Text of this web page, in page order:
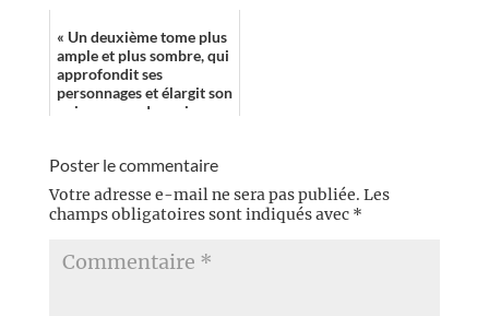
« Un deuxième tome plus
ample et plus sombre, qui
approfondit ses
personnages et élargit son
univers vers des enjeux
Poster le commentaire
Votre adresse e-mail ne sera pas publiée. Les
champs obligatoires sont indiqués avec *